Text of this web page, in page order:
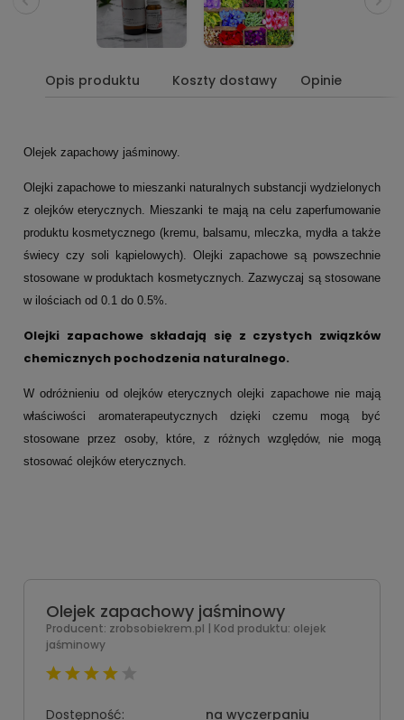
Opis produktu Koszty dostawy Opinie
Olejek zapachowy jaśminowy.
Olejki zapachowe to mieszanki naturalnych substancji wydzielonych
z olejków eterycznych. Mieszanki te mają na celu zaperfumowanie
produktu kosmetycznego (kremu, balsamu, mleczka, mydła a także
świecy czy soli kąpielowych). Olejki zapachowe są powszechnie
stosowane w produktach kosmetycznych. Zazwyczaj są stosowane
w ilościach od 0.1 do 0.5%.
Olejki zapachowe składają się z czystych związków
chemicznych pochodzenia naturalnego.
W odróżnieniu od olejków eterycznych olejki zapachowe nie mają
właściwości aromaterapeutycznych dzięki czemu mogą być
stosowane przez osoby, które, z różnych względów, nie mogą
stosować olejków eterycznych.
Olejek zapachowy jaśminowy
Producent: zrobsobiekrem.pl | Kod produktu: olejek
jaśminowy
Dostępność:
na wyczerpaniu